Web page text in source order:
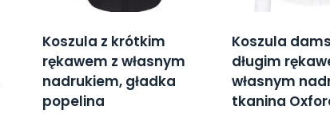
Koszula z krótkim
rękawem z własnym
nadrukiem, gładka
popelina
Koszula
długim
własnym
tkanina